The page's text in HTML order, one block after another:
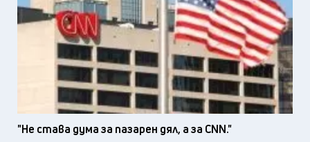
"Не става дума за пазарен дял, а за CNN."